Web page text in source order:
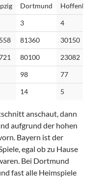
Dortmund
3
81360
80100
98
14
Hoffenheim
4
30150
23082
77
5
anschaut, dann
aufgrund der hohen
Bayern ist der
egal ob zu Hause
Bei Dortmund
fast alle Heimspiele